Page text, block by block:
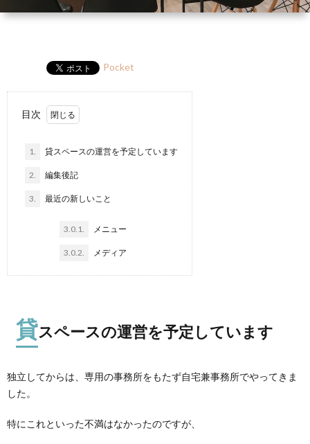
Pocket
目次
1. 貸スペースの運営を予定しています
2. 編集後記
3. 最近の新しいこと
3.0.1. メニュー
3.0.2. メディア
貸スペースの運営を予定しています
独立してからは、専用の事務所をもたず自宅兼事務所でやってきま
した。
特にこれといった不満はなかったのですが、